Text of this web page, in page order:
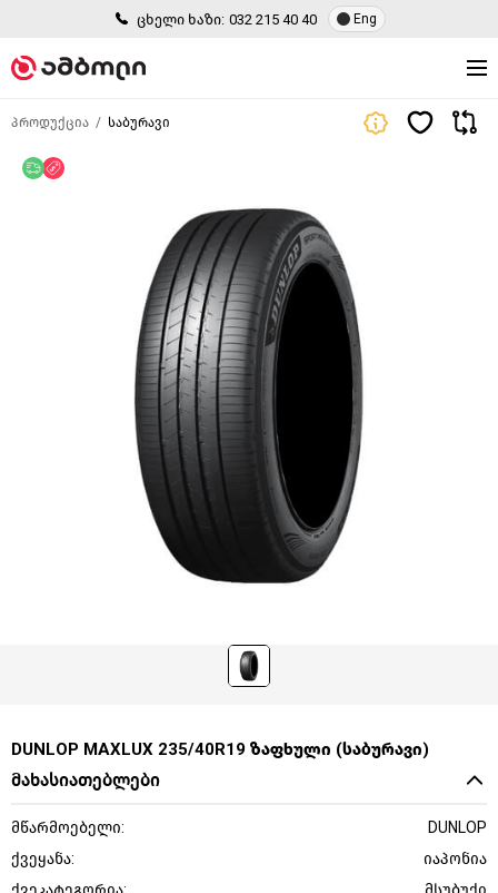
ცხელი ხაზი: 032 215 40 40 Eng
პროდუქცია საბურავი
უფასო მიწოდება
DUNLOP MAXLUX 235/40R19 ზაფხული (საბურავი)
მახასიათებლები
მწარმოებელი:
DUNLOP
ქვეყანა:
იაპონია